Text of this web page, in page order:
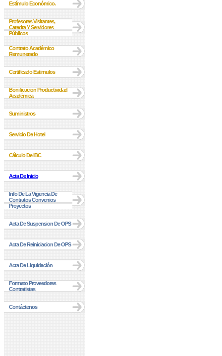
Estímulo Económico.
Profesores Visitantes,
Catedra Y Servidores
Públicos
Contrato Académico
Remunerado
Certificado Estimulos
Bonificacion Productividad
Académica
Suministros
Servicio De Hotel
Cálculo De IBC
Acta De Inicio
Info De La Vigencia De
Contratos Convenios
Proyectos
Acta De Suspension De OPS
Acta De Reiniciacion De OPS
Acta De Liquidación
Formato Proveedores
Contratistas
Contáctenos